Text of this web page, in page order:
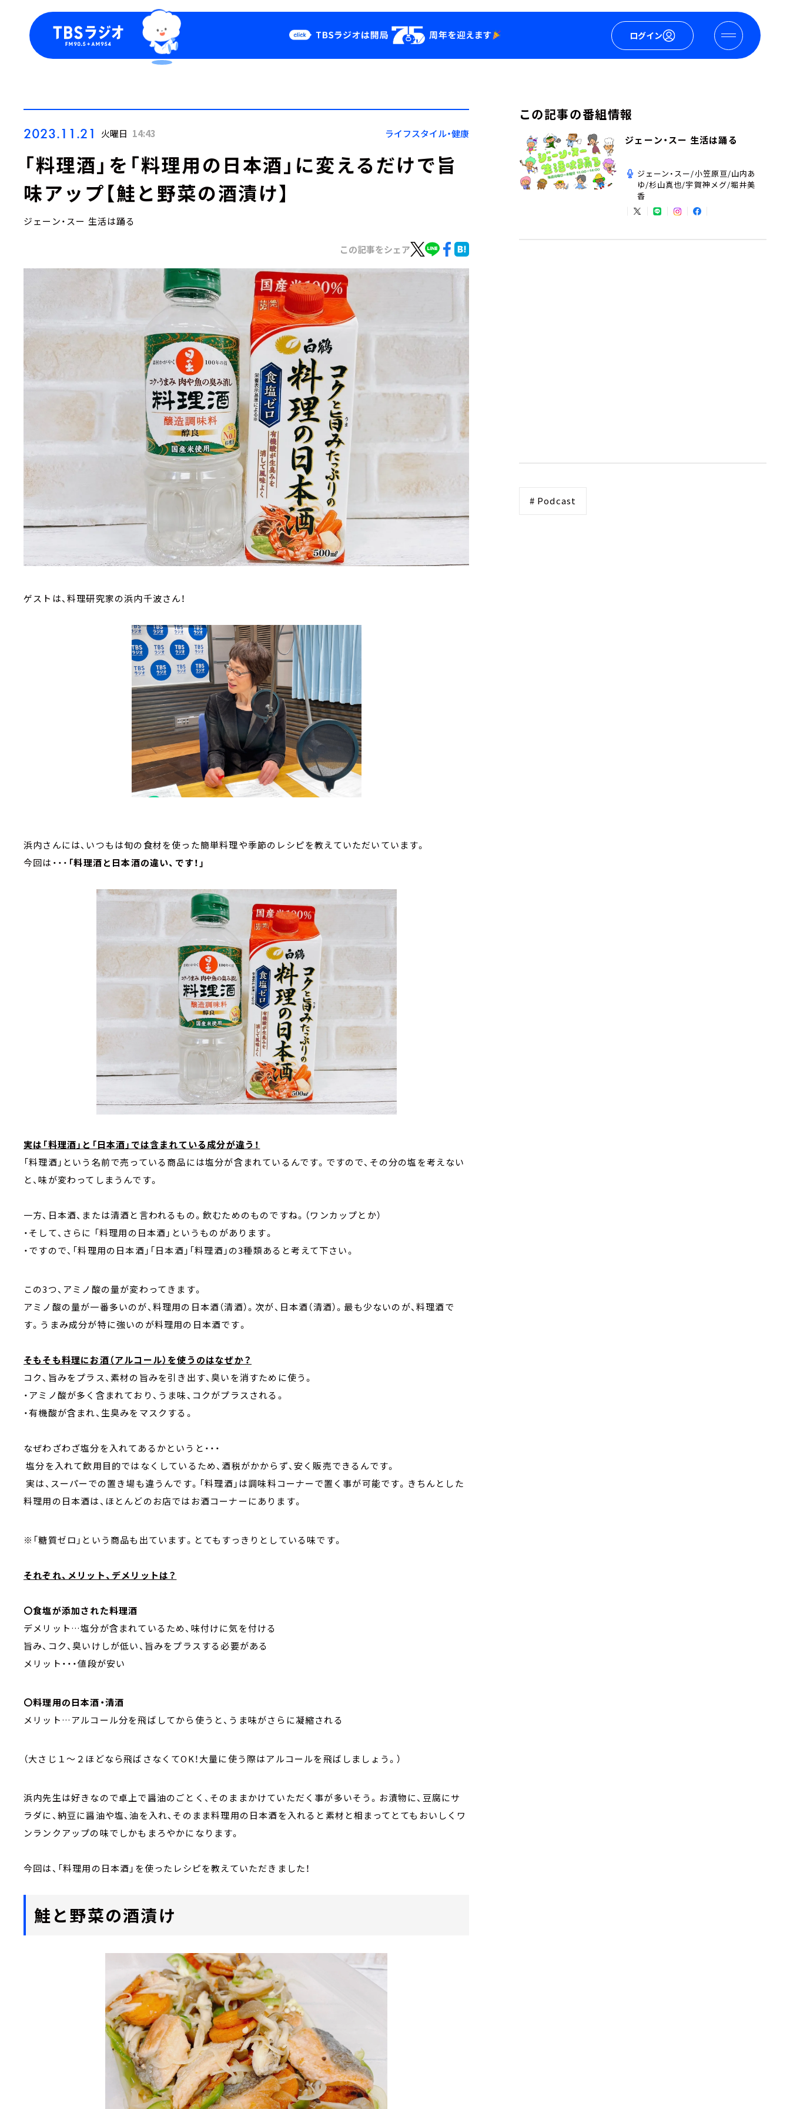
ログイン
Podcast
YouTube
会社情報
2023.11.21 火曜日 14:43 ライフスタイル・健康
「料理酒」を「料理用の日本酒」に変えるだけで旨
味アップ【鮭と野菜の酒漬け】
ジェーン・スー 生活は踊る
この記事をシェア
ゲストは、料理研究家の浜内千波さん！
浜内さんには、いつもは旬の食材を使った簡単料理や季節のレシピを教えていただいています。
今回は・・・ 「料理酒と日本酒の違い、です！」
実は「料理酒」と「日本酒」では含まれている成分が違う！
「料理酒」という名前で売っている商品には塩分が含まれているんです。ですので、その分の塩を考えない
と、味が変わってしまうんです。
一方、日本酒、または清酒と言われるもの。飲むためのものですね。（ワンカップとか）
・そして、さらに 「料理用の日本酒」というものがあります。
・ですので、「料理用の日本酒」「日本酒」「料理酒」の3種類あると考えて下さい。
この3つ、アミノ酸の量が変わってきます。
アミノ酸の量が一番多いのが、料理用の日本酒（清酒）。次が、日本酒（清酒）。最も少ないのが、料理酒で
す。うまみ成分が特に強いのが料理用の日本酒です。
そもそも料理にお酒（アルコール）を使うのはなぜか？
コク、旨みをプラス、素材の旨みを引き出す、臭いを消すために使う。
・アミノ酸が多く含まれており、うま味、コクがプラスされる。
・有機酸が含まれ、生臭みをマスクする。
なぜわざわざ塩分を入れてあるかというと・・・
塩分を入れて飲用目的ではなくしているため、酒税がかからず、安く販売できるんです。
実は、スーパーでの置き場も違うんです。「料理酒」は調味料コーナーで置く事が可能です。きちんとした
料理用の日本酒は、ほとんどのお店ではお酒コーナーにあります。
※「糖質ゼロ」という商品も出ています。とてもすっきりとしている味です。
それぞれ、メリット、デメリットは？
〇食塩が添加された料理酒
デメリット…塩分が含まれているため、味付けに気を付ける
旨み、コク、臭いけしが低い、旨みをプラスする必要がある
メリット・・・値段が安い
〇料理用の日本酒・清酒
メリット…アルコール分を飛ばしてから使うと、うま味がさらに凝縮される
（大さじ１～２ほどなら飛ばさなくてOK！大量に使う際はアルコールを飛ばしましょう。）
浜内先生は好きなので卓上で醤油のごとく、そのままかけていただく事が多いそう。お漬物に、豆腐にサ
ラダに、納豆に醤油や塩、油を入れ、そのまま料理用の日本酒を入れると素材と相まってとてもおいしくワ
ンランクアップの味でしかもまろやかになります。
今回は、「料理用の日本酒」を使ったレシピを教えていただきました！
鮭と野菜の酒漬け
この記事の番組情報
ジェーン・スー 生活は踊る
ジェーン・スー/小笠原亘/山内あ
ゆ/杉山真也/宇賀神メグ/堀井美
香
# Podcast